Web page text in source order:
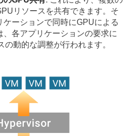
リソースを共有できます。そ
ーションで同時にGPUによる
各アプリケーションの要求に
動的な調整が行われます。